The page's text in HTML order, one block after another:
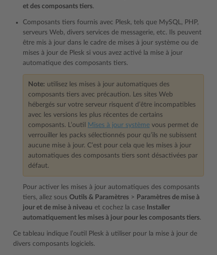
et des composants tiers.
Composants tiers fournis avec Plesk, tels que MySQL, PHP,
serveurs Web, divers services de messagerie, etc. Ils peuvent
être mis à jour dans le cadre de mises à jour système ou de
mises à jour de Plesk si vous avez activé la mise à jour
automatique des composants tiers.
Note: utilisez les mises à jour automatiques des
composants tiers avec précaution. Les sites Web
hébergés sur votre serveur risquent d’être incompatibles
avec les versions les plus récentes de certains
composants. L’outil
Mises à jour système vous permet de
verrouiller les packs sélectionnés pour qu’ils ne subissent
aucune mise à jour. C’est pour cela que les mises à jour
automatiques des composants tiers sont désactivées par
défaut.
Pour activer les mises à jour automatiques des composants
tiers, allez sous Outils & Paramètres > Paramètres de mise à
jour et de mise à niveau et cochez la case
Installer
automatiquement les mises à jour pour les composants tiers.
Ce tableau indique l’outil Plesk à utiliser pour la mise à jour de
divers composants logiciels.